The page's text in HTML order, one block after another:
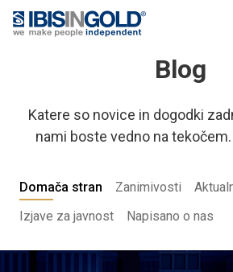
Blog
Katere so novice in dogodki
nami boste vedno na
Domača stran Zanimivosti
Izjave za javnost
Napisano o nas